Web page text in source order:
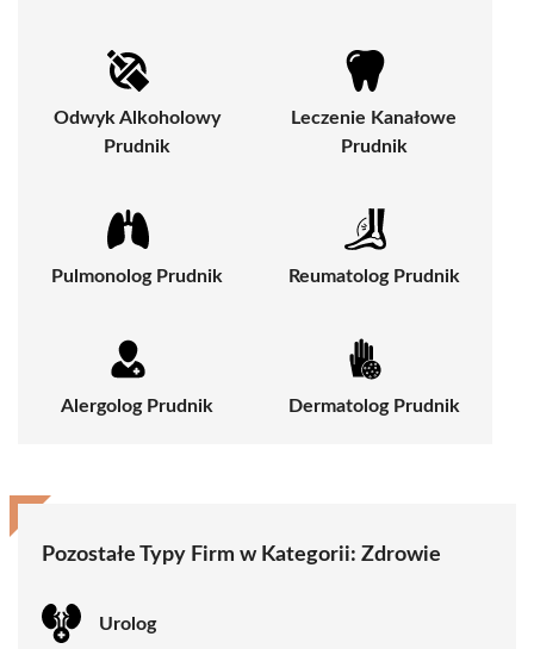
Odwyk Alkoholowy
Prudnik
Leczenie Kanałowe
Prudnik
Pulmonolog Prudnik Reumatolog Prudnik
Alergolog Prudnik Dermatolog Prudnik
Pozostałe Typy Firm w Kategorii: Zdrowie
Urolog